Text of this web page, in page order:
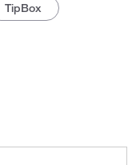
TipBox